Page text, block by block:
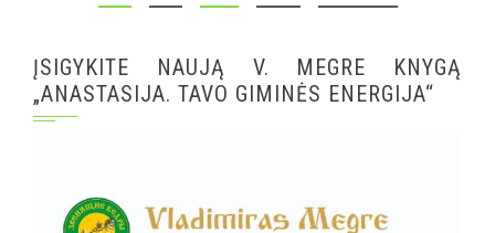
puslapiavimas
ĮSIGYKITE NAUJĄ V. MEGRE KNYGĄ
„ANASTASIJA. TAVO GIMINĖS ENERGIJA“